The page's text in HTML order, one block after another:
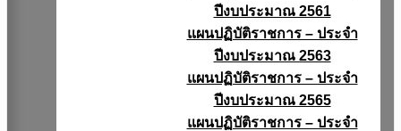
ปีงบประมาณ 2561
แผนปฏิบัติราชการ – ประจำ
ปีงบประมาณ 2563
แผนปฏิบัติราชการ – ประจำ
ปีงบประมาณ 2565
แผนปฏิบัติราชการ – ประจำ